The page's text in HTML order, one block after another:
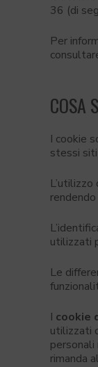
36 (di
Per
COSA
I cookie
stessi
utilizzati
Le
I cookie
utilizzati
rimanda